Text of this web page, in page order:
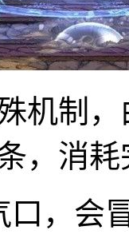
机制
，消
口，会